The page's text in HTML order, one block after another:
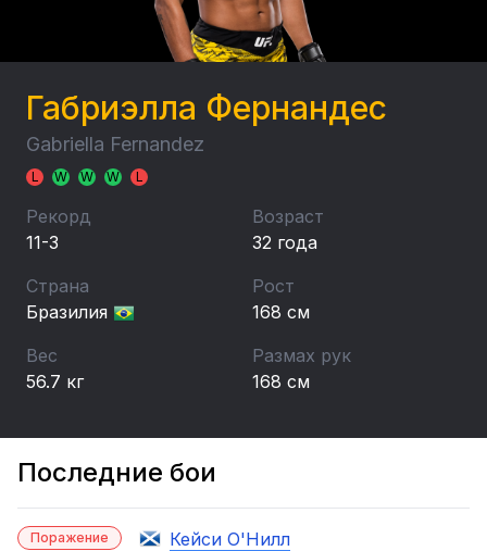
Габриэлла Фернандес
Gabriella Fernandez
L W W W L
Рекорд
11-3
Возраст
32 года
Страна
Бразилия
Рост
168 см
Вес
56.7 кг
Размах рук
168 см
Последние бои
Поражение Кейси О'Нилл